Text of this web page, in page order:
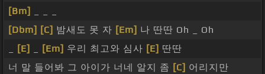
[Bm]
[Dbm] [C] 밤새도 못 자 [Em] 나 딴딴 Oh _ Oh
[E] [Em] 우리 최고와 심사 [E] 딴딴
너 말 들어봐 그 아이가 너네 알지 좀 [C] 어리지만